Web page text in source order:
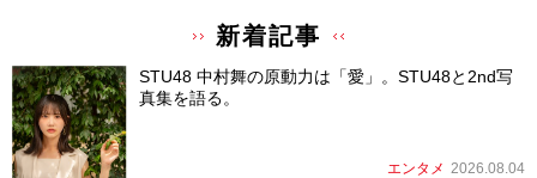
新着記事
STU48 中村舞の原動力は「愛」。STU48と2nd写
真集を語る。
エンタメ 2026.08.04